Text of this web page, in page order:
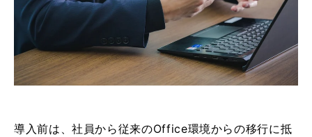
導入前は、社員から従来のOffice環境からの移行に抵